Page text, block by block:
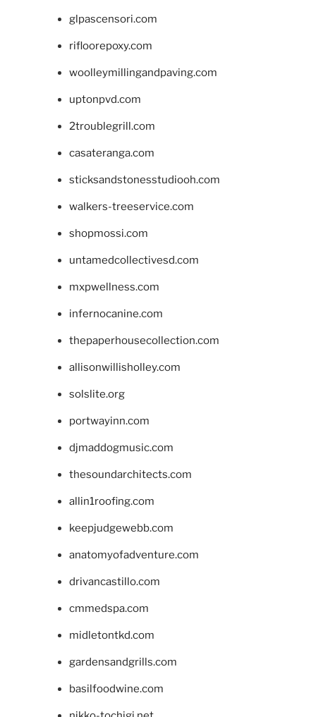
glpascensori.com
rifloorepoxy.com
woolleymillingandpaving.com
uptonpvd.com
2troublegrill.com
casateranga.com
sticksandstonesstudiooh.com
walkers-treeservice.com
shopmossi.com
untamedcollectivesd.com
mxpwellness.com
infernocanine.com
thepaperhousecollection.com
allisonwillisholley.com
solslite.org
portwayinn.com
djmaddogmusic.com
thesoundarchitects.com
allin1roofing.com
keepjudgewebb.com
anatomyofadventure.com
drivancastillo.com
cmmedspa.com
midletontkd.com
gardensandgrills.com
basilfoodwine.com